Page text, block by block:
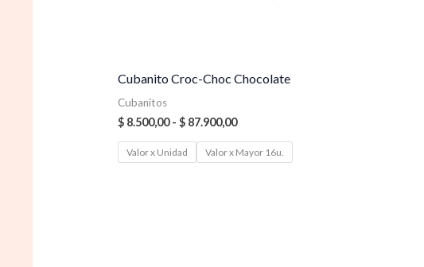
Cubanito Croc-Choc Chocolate
Cubanitos
$8.500,00 - $87.900,00
Valor x Unidad Valor x Mayor 16u.